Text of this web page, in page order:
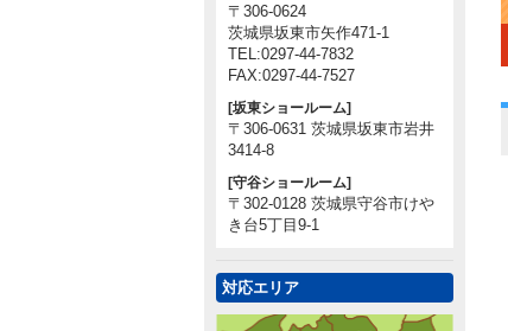
〒306-0624
茨城県坂東市矢作471-1
TEL:0297-44-7832
FAX:0297-44-7527
[坂東ショールーム]
〒306-0631 茨城県坂東市岩井
3414-8
[守谷ショールーム]
〒302-0128 茨城県守谷市けや
き台5丁目9-1
対応エリア